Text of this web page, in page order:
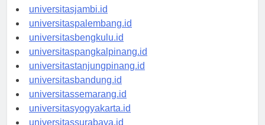
universitaspekanbaru.id
universitasjambi.id
universitaspalembang.id
universitasbengkulu.id
universitaspangkalpinang.id
universitastanjungpinang.id
universitasbandung.id
universitassemarang.id
universitasyogyakarta.id